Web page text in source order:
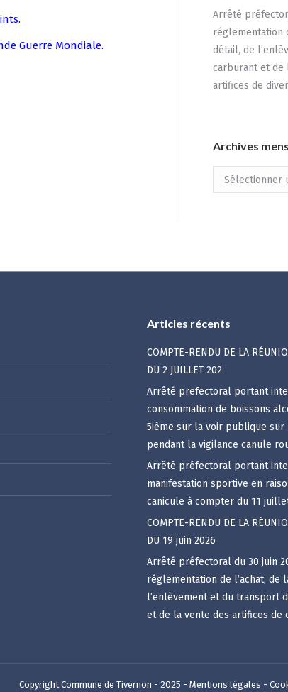
Guerre Mondiale.
Arrêté
réglementation
détail, de
carburant et de
artifices de
Archives
Archives
mensuelles
Articles récents
COMPTE-RENDU DE LA
DU 2 JUILLET 202
Arrêté prefectoral portant
consommation de boissons
5ième sur la voir publique
pendant la vigilance canule
Arrêté préfectoral portant
manifestation sportive en
canicule à compter du 11
COMPTE-RENDU DE LA
DU 19 juin 2026
Arrêté préfectoral du 30 juin
réglementation de l’achat, de
l’enlèvement et du transport
et de la vente des artifices de
Copyright Commune de Tivernon - 2025 - Mentions légales -